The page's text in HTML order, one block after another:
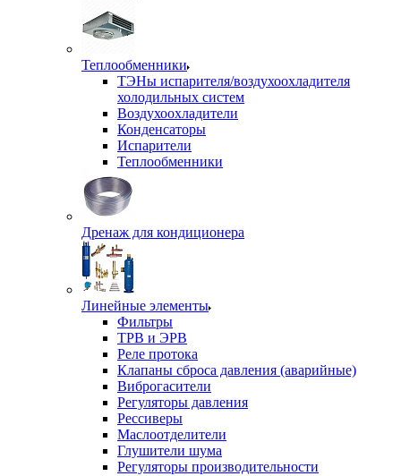
Теплообменники
ТЭНы испарителя/воздухоохладителя
холодильных систем
Воздухоохладители
Конденсаторы
Испарители
Теплообменники
Дренаж для кондиционера
Линейные элементы
Фильтры
ТРВ и ЭРВ
Реле протока
Клапаны сброса давления (аварийные)
Виброгасители
Регуляторы давления
Рессиверы
Маслоотделители
Глушители шума
Регуляторы производительности